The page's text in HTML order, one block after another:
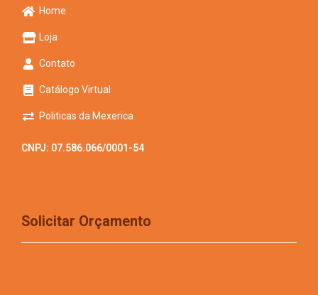
Home
Loja
Contato
Catálogo Virtual
Politicas da Mexerica
CNPJ: 07.586.066/0001-54
Solicitar Orçamento